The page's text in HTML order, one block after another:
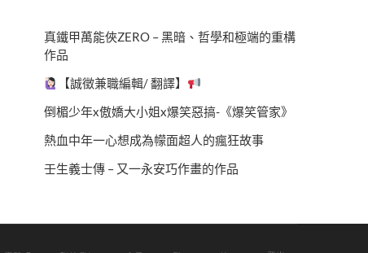
真鐵甲萬能俠ZERO – 黑暗、哲學和極端的重構
作品
【誠徵兼職編輯/ 翻譯】
倒楣少年x傲嬌大小姐x爆笑惡搞-《爆笑管家》
熱血中年一心想成為幪面超人的瘋狂故事
壬生義士傳 – 又一永安巧作畫的作品